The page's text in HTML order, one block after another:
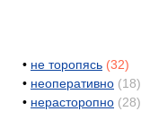
• не торопясь (32)
• неоперативно (18)
• нерасторопно (28)